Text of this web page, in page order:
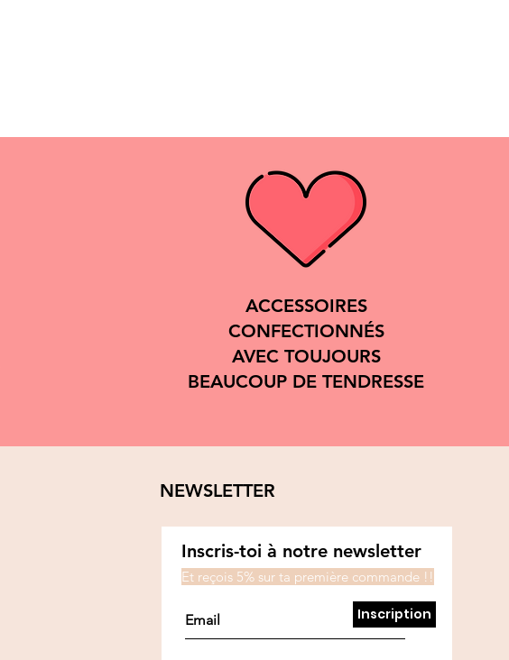
ACCESSOIRES
CONFECTIONNÉS
AVEC TOUJOURS
BEAUCOUP DE TENDRESSE
NEWSLETTER
Inscris-toi à notre newsletter
Et reçois 5% sur ta première commande !!
Inscription